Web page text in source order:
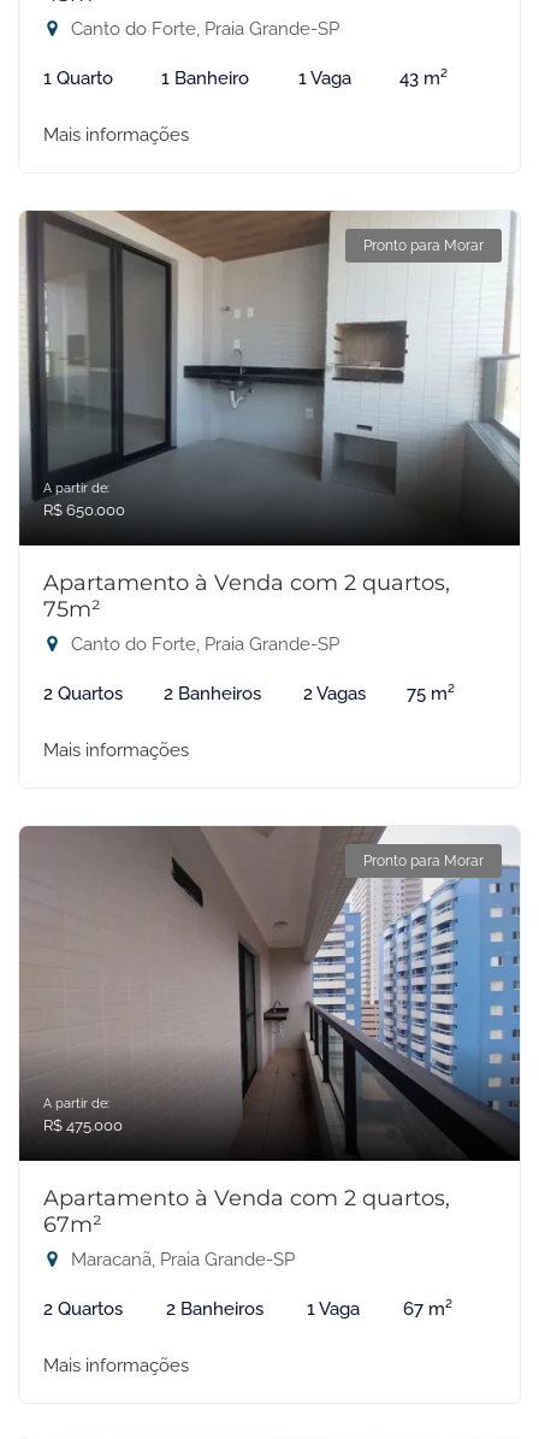
Canto do Forte, Praia Grande-SP
1 Quarto 1 Banheiro 1 Vaga 43 m²
Mais informações
Pronto para Morar
A partir de:
R$ 650.000
Apartamento à Venda com 2 quartos,
75m²
Canto do Forte, Praia Grande-SP
2 Quartos 2 Banheiros 2 Vagas 75 m²
Mais informações
Pronto para Morar
A partir de:
R$ 475.000
Apartamento à Venda com 2 quartos,
67m²
Maracanã, Praia Grande-SP
2 Quartos 2 Banheiros 1 Vaga 67 m²
Mais informações